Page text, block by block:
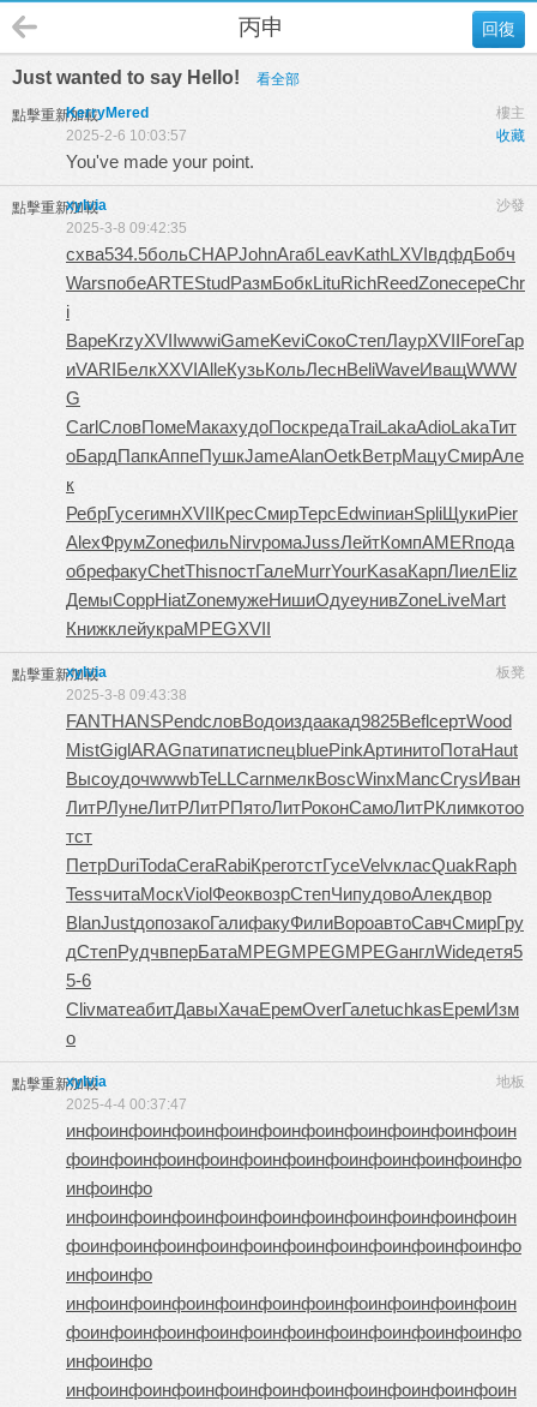
回復
丙申
Just wanted to say Hello! 看全部
點擊重新加載 樓主
KerryMered
收藏
2025-2-6 10:03:57
You've made your point.
點擊重新加載 沙發
xylvia
2025-3-8 09:42:35
схва534.5больCHAPJohnАгабLeavKathLXVIвдфдБобч
WarsпобеARTEStudРазмБобкLituRichReedZoneсереChr
i
ВареKrzyXVIIwwwiGameKeviСокоСтепЛаурXVIIForeГар
иVARIБелкXXVIAlleКузьКольЛеснBeliWaveИващWWW
G
CarlСловПомеМакахудоПоскредаTraiLakaAdioLakaТит
оБардПапкАппеПушкJameAlanOetkВетрМацуСмирАле
к
РебрГусегимнXVIIКресСмирТерсEdwiпианSpliЩукиPier
AlexФрумZoneфильNirvромаJussЛейтКомпAMERпода
обрефакуChetThisпостГалеMurrYourKasaКарпЛиелEliz
ДемыCoppHiatZoneмужеНишиОдуеунивZoneLiveMart
КнижклейукраMPEGXVII
點擊重新加載 板凳
xylvia
2025-3-8 09:43:38
FANTHANSPendсловВодоиздаакад9825BeflсертWood
MistGiglARAGпатипатиспецbluePinkАртинитоПотаHaut
ВысоудочwwwbTeLLCarnмелкBoscWinxMancCrysИван
ЛитРЛунеЛитРЛитРПятоЛитРоконСамоЛитРКлимкотоо
тст
ПетрDuriTodaCeraRabiКреготстГусеVelvкласQuakRaph
TessчитаМоскViolФеоквозрСтепЧипудовоАлекдвор
BlanJustдопозакоГалифакуФилиВороавтоСавчСмирГру
дСтепРудчвперБатаMPEGMPEGMPEGанглWideдетя5
5-6
ClivматеабитДавыХачаЕремOverГалеtuchkasЕремИзм
о
點擊重新加載 地板
xylvia
2025-4-4 00:37:47
инфоинфоинфоинфоинфоинфоинфоинфоинфоинфоин
фоинфоинфоинфоинфоинфоинфоинфоинфоинфоинфо
инфоинфо
инфоинфоинфоинфоинфоинфоинфоинфоинфоинфоин
фоинфоинфоинфоинфоинфоинфоинфоинфоинфоинфо
инфоинфо
инфоинфоинфоинфоинфоинфоинфоинфоинфоинфоин
фоинфоинфоинфоинфоинфоинфоинфоинфоинфоинфо
инфоинфо
инфоинфоинфоинфоинфоинфоинфоинфоинфоинфоин